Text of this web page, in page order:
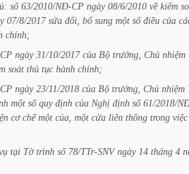
số 63/2010/NĐ-CP ngày 08/6/2010 về kiểm
07/8/2017 sửa đổi, bổ sung một số điều của
chính;
ngày 31/10/2017 của Bộ trưởng, Chủ nhiệm
soát thủ tục hành chính;
ngày 23/11/2018 của Bộ trưởng, Chủ nhiệm
một số quy định của Nghị định số 61/2018/
cơ chế một của, một cửa liên thông trong việc
tại Tờ trình số 78/TTr-SNV ngày 14 tháng 4